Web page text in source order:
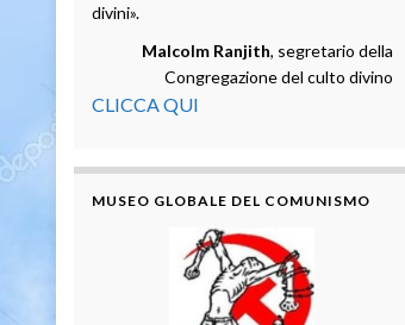
divini».
Malcolm Ranjith, segretario della
Congregazione del culto divino
CLICCA QUI
MUSEO GLOBALE DEL COMUNISMO